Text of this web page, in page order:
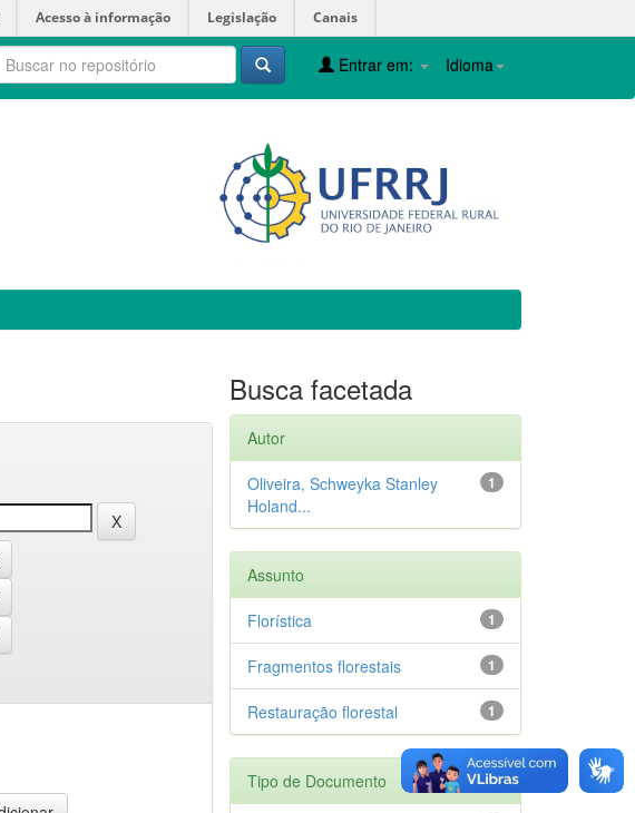
Acesso à informação Legislação Canais
Idioma
Entrar em:
Busca facetada
Autor
1
Oliveira, Schweyka Stanley
Holand...
Assunto
1
Florística
1
Fragmentos florestais
1
Restauração florestal
Tipo de Documento